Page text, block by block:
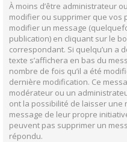
À moins d’être administrateur
modifier ou supprimer que vos
modifier un message
publication) en cliquant sur le
correspondant. Si quelqu’un a
texte s’affichera en bas du
nombre de fois qu’il a été
dernière modification. Ce
modérateur ou un
ont la possibilité de laisser une
message de leur propre
peuvent pas supprimer un
répondu.